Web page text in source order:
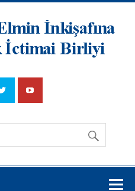
İnkişafına
Dətsək İctimai
Birliyi